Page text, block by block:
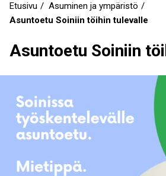
Murupolku
Etusivu
Asuminen ja ympäristö
Asuntoetu Soiniin töihin tulevalle
Asuntoetu Soiniin